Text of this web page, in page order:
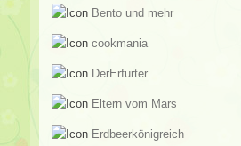
Bento und mehr
cookmania
DerErfurter
Eltern vom Mars
Erdbeerkönigreich